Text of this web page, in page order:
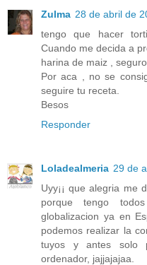
Zulma 28 de abril de
tengo que hacer
Cuando me decida a
harina de maiz ,
Por aca , no se
seguire tu receta.
Besos
Responder
Loladealmeria 29 de
Uyy¡¡ que alegria me
porque tengo
globalizacion ya en
podemos realizar la
tuyos y antes solo
ordenador, jajjajajaa.